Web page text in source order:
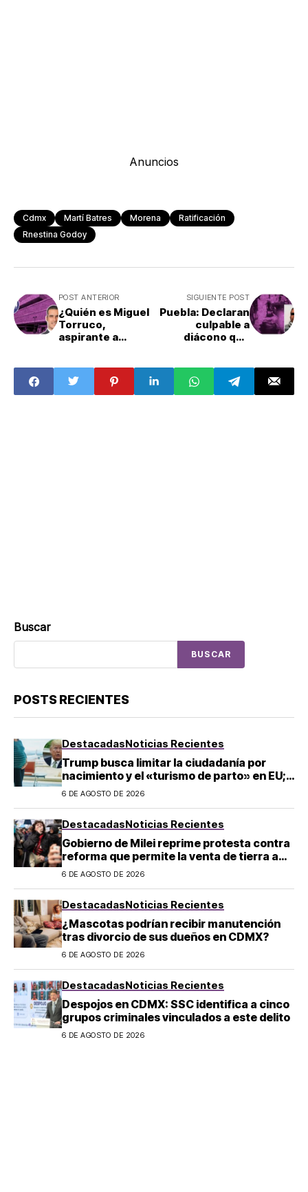
Anuncios
Cdmx Martí Batres Morena
Ratificación
Rnestina Godoy
POST ANTERIOR
¿Quién es Miguel
Torruco,
aspirante a
Hidalgo en
CDMX?
SIGUIENTE POST
Puebla: Declaran
culpable a
diácono que
menor de edad
Abner
Buscar
BUSCAR
POSTS RECIENTES
DestacadasNoticias Recientes
Trump busca limitar la ciudadanía por
nacimiento y el «turismo de parto» en EU;
¿a quién afecta?
6 DE AGOSTO DE 2026
DestacadasNoticias Recientes
Gobierno de Milei reprime protesta contra
reforma que permite la venta de tierra a
extranjeros en Argentina
6 DE AGOSTO DE 2026
DestacadasNoticias Recientes
¿Mascotas podrían recibir manutención
tras divorcio de sus dueños en CDMX?
6 DE AGOSTO DE 2026
DestacadasNoticias Recientes
Despojos en CDMX: SSC identifica a cinco
grupos criminales vinculados a este delito
6 DE AGOSTO DE 2026